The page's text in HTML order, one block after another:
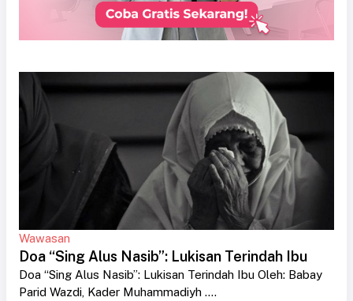
Wawasan
Doa “Sing Alus Nasib”: Lukisan Terindah Ibu
Doa “Sing Alus Nasib”: Lukisan Terindah Ibu Oleh: Babay
Parid Wazdi, Kader Muhammadiyh ....